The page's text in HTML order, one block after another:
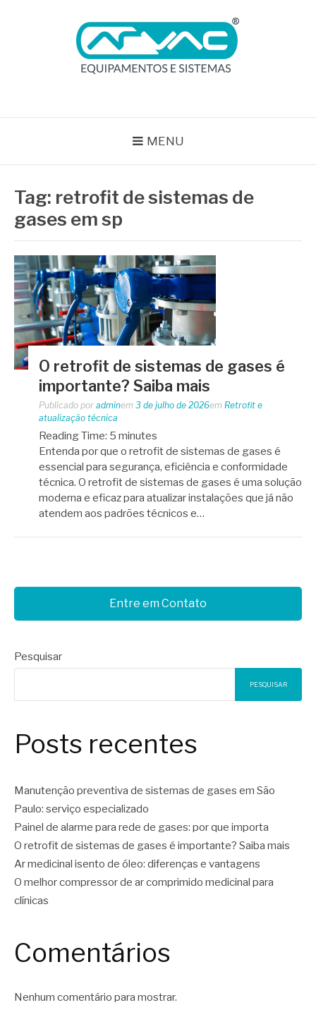
MENU
Tag: retrofit de sistemas de
gases em sp
O retrofit de sistemas de gases é
importante? Saiba mais
Publicado por adminem 3 de julho de 2026em Retrofit e
atualização técnica
Reading Time: 5 minutes
Entenda por que o retrofit de sistemas de gases é
essencial para segurança, eficiência e conformidade
técnica. O retrofit de sistemas de gases é uma solução
moderna e eficaz para atualizar instalações que já não
atendem aos padrões técnicos e…
Entre em Contato
Pesquisar
PESQUISAR
Posts recentes
Manutenção preventiva de sistemas de gases em São
Paulo: serviço especializado
Painel de alarme para rede de gases: por que importa
O retrofit de sistemas de gases é importante? Saiba mais
Ar medicinal isento de óleo: diferenças e vantagens
O melhor compressor de ar comprimido medicinal para
clínicas
Comentários
Nenhum comentário para mostrar.